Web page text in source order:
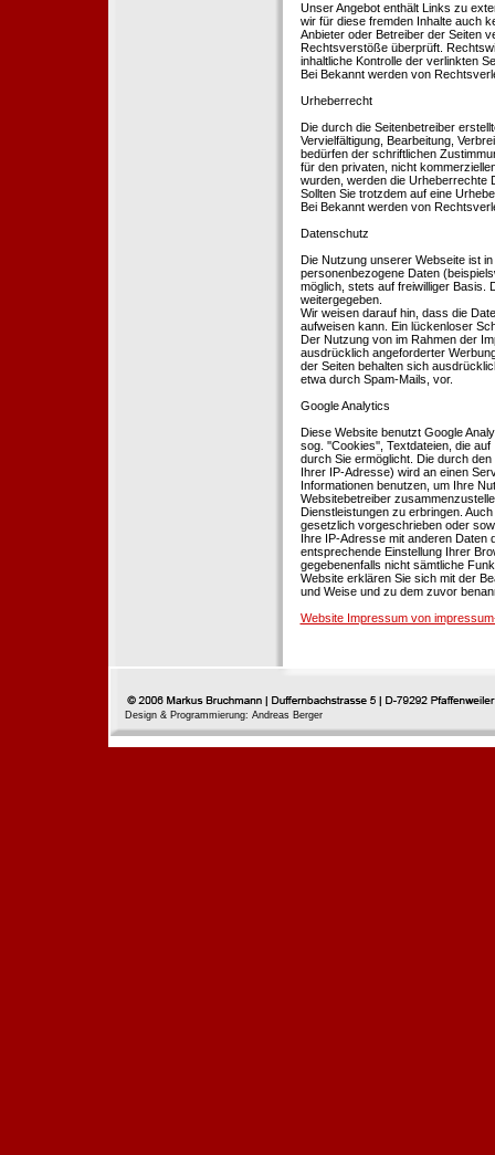
Unser Angebot enthält Links zu
wir für diese fremden Inhalte auch
Anbieter oder Betreiber der Seiten
Rechtsverstöße überprüft.
inhaltliche Kontrolle der verlinkten
Bei Bekannt werden von
Urheberrecht
Die durch die Seitenbetreiber
Vervielfältigung, Bearbeitung,
bedürfen der schriftlichen
für den privaten, nicht
wurden, werden die Urheberrechte
Sollten Sie trotzdem auf eine
Bei Bekannt werden von
Datenschutz
Die Nutzung unserer Webseite ist
personenbezogene Daten
möglich, stets auf freiwilliger Basis.
weitergegeben.
Wir weisen darauf hin, dass die
aufweisen kann. Ein lückenloser
Der Nutzung von im Rahmen der
ausdrücklich angeforderter
der Seiten behalten sich
etwa durch Spam-Mails, vor.
Google Analytics
Diese Website benutzt Google
sog. ''Cookies'', Textdateien, die
durch Sie ermöglicht. Die durch
Ihrer IP-Adresse) wird an einen
Informationen benutzen, um Ihre
Websitebetreiber
Dienstleistungen zu erbringen.
gesetzlich vorgeschrieben oder
Ihre IP-Adresse mit anderen Daten
entsprechende Einstellung Ihrer
gegebenenfalls nicht sämtliche
Website erklären Sie sich mit der
und Weise und zu dem zuvor
Website Impressum von
Design & Programmierung: Andreas Berger